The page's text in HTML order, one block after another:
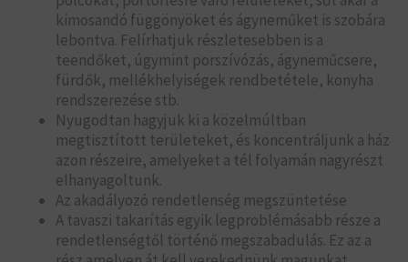
kimosandó függönyöket és ágyneműket is szobára
lebontva. Felírhatjuk részletesebben is a
teendőket, úgymint porszívózás, ágyneműcsere,
fürdők, mellékhelyiségek rendbetétele, konyha
rendszerezése stb.
Nyugodtan hagyjuk ki a közelmúltban
megtisztított területeket, és koncentráljunk a ház
azon részeire, amelyeket a tél folyamán nagyrészt
elhanyagoltunk.
Az akadályozó rendetlenség megszüntetése
A tavaszi takarítás egyik legproblémásabb része a
rendetlenségtől történő megszabadulás. Ez az a